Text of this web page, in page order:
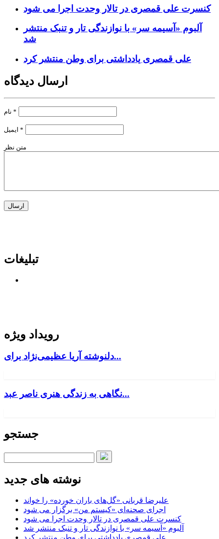
کنسرت علی قمصری در تالار وحدت اجرا می شود
آلبوم «آسیمه سر» با نوازندگی تار و تنبک منتشر
شد
علی قمصری یادداشتی برای وطن منتشر کرد
ارسال دیدگاه
*
*
متن نظر
تبلیغات
رویداد ویژه
دلنوشته آریا عظیمی‌نژاد برای...
نگاهی به زندگی هنری ناصر عبد...
جستجو
نوشته های جدید
علیرضا قربانی «گل‌های باران خورده» را خواند
اجرای صحنه‌ای «کیستم من» برگزار می شود
کنسرت علی قمصری در تالار وحدت اجرا می شود
آلبوم «آسیمه سر» با نوازندگی تار و تنبک منتشر شد